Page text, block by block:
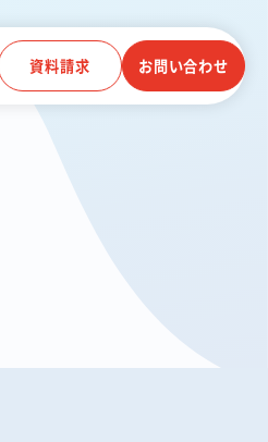
資料請求 お問い合わせ